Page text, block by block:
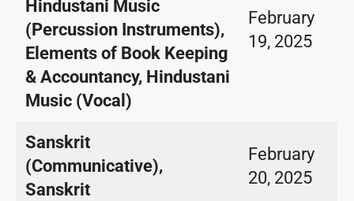
Hindustani Music
(Percussion Instruments),
Elements of Book Keeping
& Accountancy, Hindustani
Music (Vocal)
February
19, 2025
Sanskrit
(Communicative),
Sanskrit
February
20, 2025